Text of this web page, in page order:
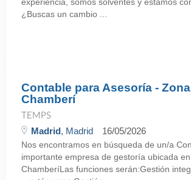
¿Buscas un cambio ...
Contable para Asesoría - Zona
Chamberí
TEMPS
Madrid, Madrid 16/05/2026
Nos encontramos en búsqueda de un/a
importante empresa de gestoría ubicada
ChamberíLas funciones serán:Gestión